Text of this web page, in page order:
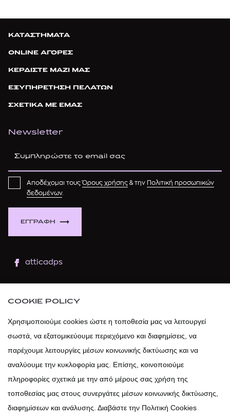
ΚΑΤΑΣΤΗΜΑΤΑ
ONLINE ΑΓΟΡΕΣ
ΚΕΡΔΙΣΤΕ ΜΑΖΙ ΜΑΣ
ΕΞΥΠΗΡΕΤΗΣΗ ΠΕΛΑΤΩΝ
ΣΧΕΤΙΚΑ ΜΕ ΕΜΑΣ
Newsletter
ΕΓΓΡΑΦΗ
Αποδέχομαι τουςΌρους χρήσης & την
Πολιτική προσωπικών
δεδομένων.
atticadps
atticadps
COOKIE POLICY
Χρησιμοποιούμε cookies ώστε η τοποθεσία μας να λειτουργεί
σωστά, να εξατομικεύουμε περιεχόμενο και διαφημίσεις, να
παρέχουμε λειτουργίες μέσων κοινωνικής δικτύωσης και να
αναλύουμε την κυκλοφορία μας. Επίσης, κοινοποιούμε
πληροφορίες σχετικά με την από μέρους σας χρήση της
τοποθεσίας μας στους συνεργάτες μέσων κοινωνικής δικτύωσης,
διαφημίσεων και ανάλυσης. Διαβάστε την Πολιτική Cookies